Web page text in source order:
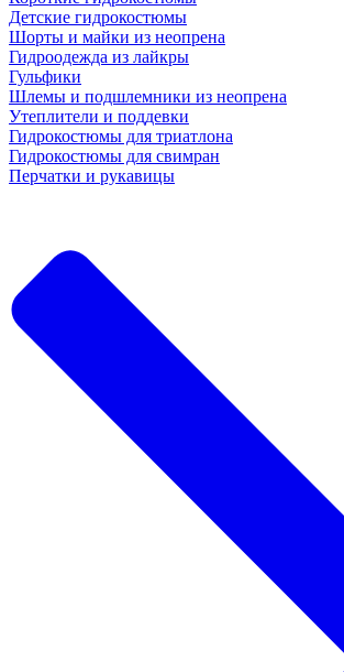
Детские гидрокостюмы
Шорты и майки из неопрена
Гидроодежда из лайкры
Гульфики
Шлемы и подшлемники из неопрена
Утеплители и поддевки
Гидрокостюмы для триатлона
Гидрокостюмы для свимран
Перчатки и рукавицы